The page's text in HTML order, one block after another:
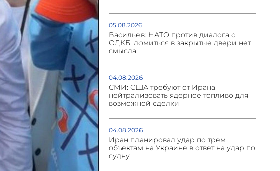
05.08.2026
Васильев: НАТО против диалога с
ОДКБ, ломиться в закрытые двери нет
смысла
04.08.2026
СМИ: США требуют от Ирана
нейтрализовать ядерное топливо для
возможной сделки
04.08.2026
Иран планировал удар по трем
объектам на Украине в ответ на удар по
судну